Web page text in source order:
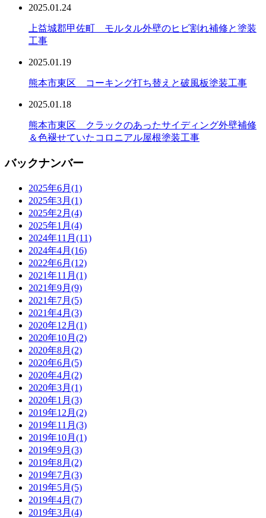
2025.01.24
上益城郡甲佐町 モルタル外壁のヒビ割れ補修と塗装
工事
2025.01.19
熊本市東区 コーキング打ち替えと破風板塗装工事
2025.01.18
熊本市東区 クラックのあったサイディング外壁補修
＆色褪せていたコロニアル屋根塗装工事
バックナンバー
2025年6月 (1)
2025年3月 (1)
2025年2月 (4)
2025年1月 (4)
2024年11月 (11)
2024年4月 (16)
2022年6月 (12)
2021年11月 (1)
2021年9月 (9)
2021年7月 (5)
2021年4月 (3)
2020年12月 (1)
2020年10月 (2)
2020年8月 (2)
2020年6月 (5)
2020年4月 (2)
2020年3月 (1)
2020年1月 (3)
2019年12月 (2)
2019年11月 (3)
2019年10月 (1)
2019年9月 (3)
2019年8月 (2)
2019年7月 (3)
2019年5月 (5)
2019年4月 (7)
2019年3月 (4)